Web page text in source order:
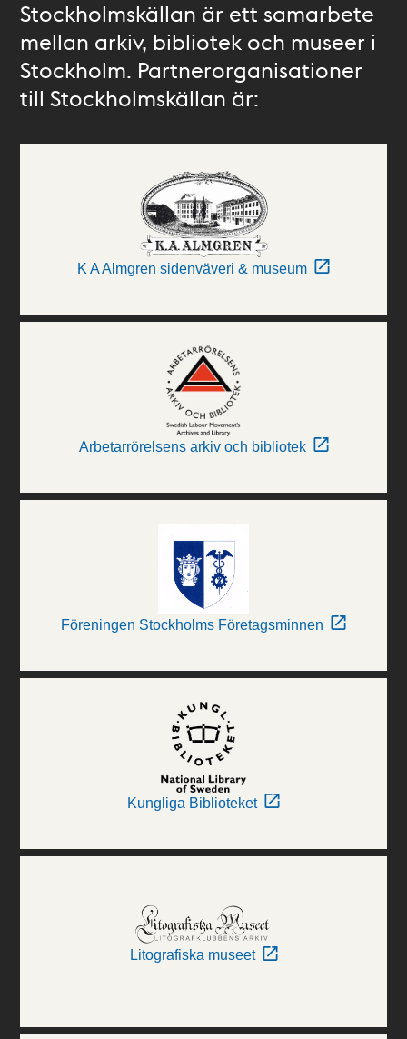
Stockholmskällan är ett samarbete
mellan arkiv, bibliotek och museer i
Stockholm. Partnerorganisationer
till Stockholmskällan är:
K A Almgren sidenväveri & museum
Arbetarrörelsens arkiv och bibliotek
Föreningen Stockholms Företagsminnen
Kungliga Biblioteket
Litografiska museet